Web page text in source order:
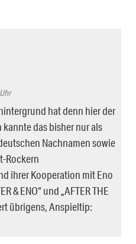
hat denn hier der
kannte das bisher nur als
Nachnamen sowie
Rockern
ihrer Kooperation mit Eno
& ENO“ und „AFTER THE
übrigens, Anspieltip: